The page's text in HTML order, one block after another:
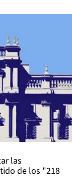
las
de los "218